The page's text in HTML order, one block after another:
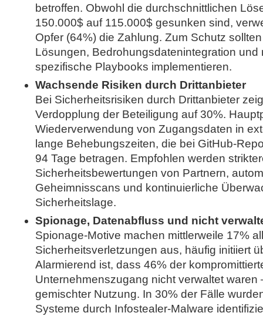
betroffen. Obwohl die durchschnittlichen
150.000$ auf 115.000$ gesunken sind,
Opfer (64%) die Zahlung. Zum Schutz
Lösungen, Bedrohungsdatenintegration und
spezifische Playbooks implementieren.
Wachsende Risiken durch Drittanbieter
Bei Sicherheitsrisiken durch Drittanbieter
Verdopplung der Beteiligung auf 30%.
Wiederverwendung von Zugangsdaten in
lange Behebungszeiten, die bei GitHub-
94 Tage betragen. Empfohlen werden
Sicherheitsbewertungen von Partnern,
Geheimnisscans und kontinuierliche
Sicherheitslage.
Spionage, Datenabfluss und nicht
Spionage-Motive machen mittlerweile 17%
Sicherheitsverletzungen aus, häufig initiiert
Alarmierend ist, dass 46% der
Unternehmenszugang nicht verwaltet waren
gemischter Nutzung. In 30% der Fälle
Systeme durch Infostealer-Malware